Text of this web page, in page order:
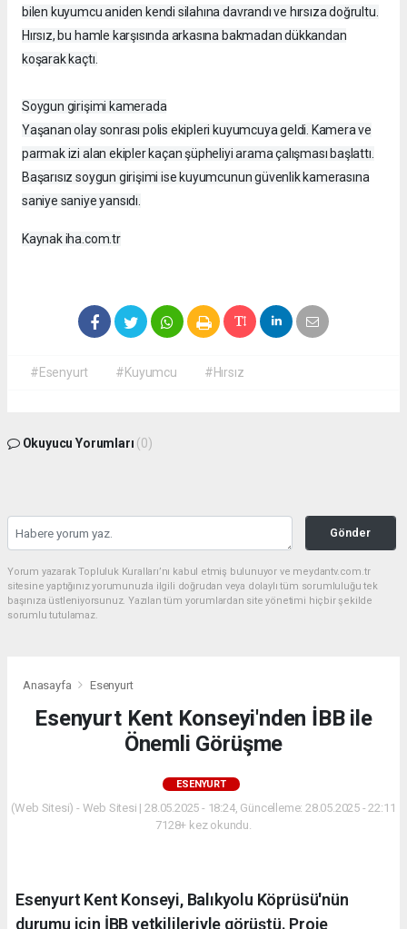
bilen kuyumcu aniden kendi silahına davrandı ve hırsıza doğrultu.
Hırsız, bu hamle karşısında arkasına bakmadan dükkandan
koşarak kaçtı.
Soygun girişimi kamerada
Yaşanan olay sonrası polis ekipleri kuyumcuya geldi. Kamera ve
parmak izi alan ekipler kaçan şüpheliyi arama çalışması başlattı.
Başarısız soygun girişimi ise kuyumcunun güvenlik kamerasına
saniye saniye yansıdı.
Kaynak iha.com.tr
#Esenyurt #Kuyumcu #Hırsız
Okuyucu Yorumları (0)
Gönder
Yorum yazarak Topluluk Kuralları’nı kabul etmiş bulunuyor ve meydantv.com.tr
sitesine yaptığınız yorumunuzla ilgili doğrudan veya dolaylı tüm sorumluluğu tek
başınıza üstleniyorsunuz. Yazılan tüm yorumlardan site yönetimi hiçbir şekilde
sorumlu tutulamaz.
Anasayfa Esenyurt
Esenyurt Kent Konseyi'nden İBB ile
Önemli Görüşme
ESENYURT
(Web Sitesi) - Web Sitesi | 28.05.2025 - 18:24, Güncelleme: 28.05.2025 - 22:11
7128+ kez okundu.
Esenyurt Kent Konseyi, Balıkyolu Köprüsü'nün
durumu için İBB yetkilileriyle görüştü. Proje